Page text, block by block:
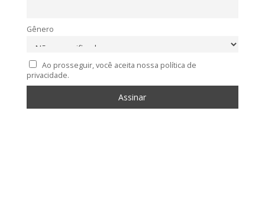
Gênero
Ao prosseguir, você aceita nossa política de
privacidade.